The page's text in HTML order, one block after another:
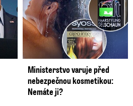
Ministerstvo varuje před
nebezpečnou kosmetikou:
Nemáte ji?